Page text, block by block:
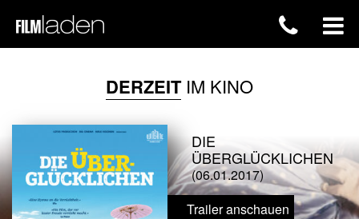
DERZEITIM KINO
DIE
ÜBERGLÜCKLICHEN
(06.01.2017)
Trailer anschauen